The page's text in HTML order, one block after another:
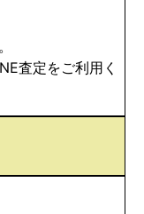
査定をご利用く